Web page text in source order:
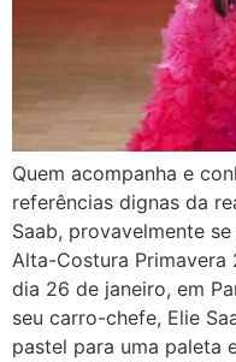
Quem acompanha e
referências dignas da
Saab, provavelmente
Alta-Costura
dia 26 de janeiro, em
seu carro-chefe, Elie
pastel para uma paleta